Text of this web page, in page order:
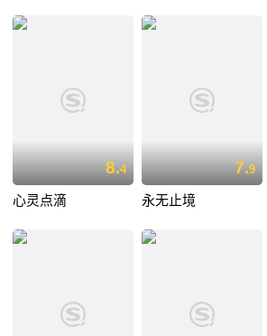
8.4
心灵点滴
7.9
永无止境